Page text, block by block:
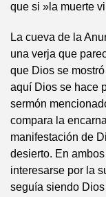
que si »la muerte
La cueva de la
una verja que
que Dios se
aquí Dios se hace
sermón
compara la
manifestación de
desierto. En
interesarse por la
seguía siendo